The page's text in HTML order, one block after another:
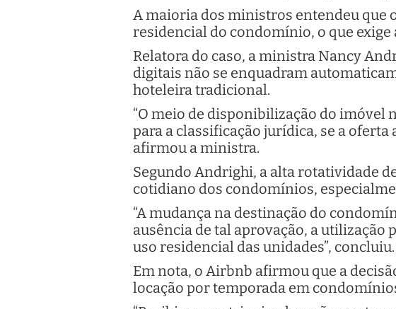
A maioria dos ministros entendeu que
residencial do condomínio, o que
Relatora do caso, a ministra Nancy
digitais não se enquadram
hoteleira tradicional.
“O meio de disponibilização do imóvel
para a classificação jurídica, se a
afirmou a ministra.
Segundo Andrighi, a alta rotatividade
cotidiano dos condomínios,
“A mudança na destinação do
ausência de tal aprovação, a
uso residencial das unidades”, concluiu.
Em nota, o Airbnb afirmou que a
locação por temporada em